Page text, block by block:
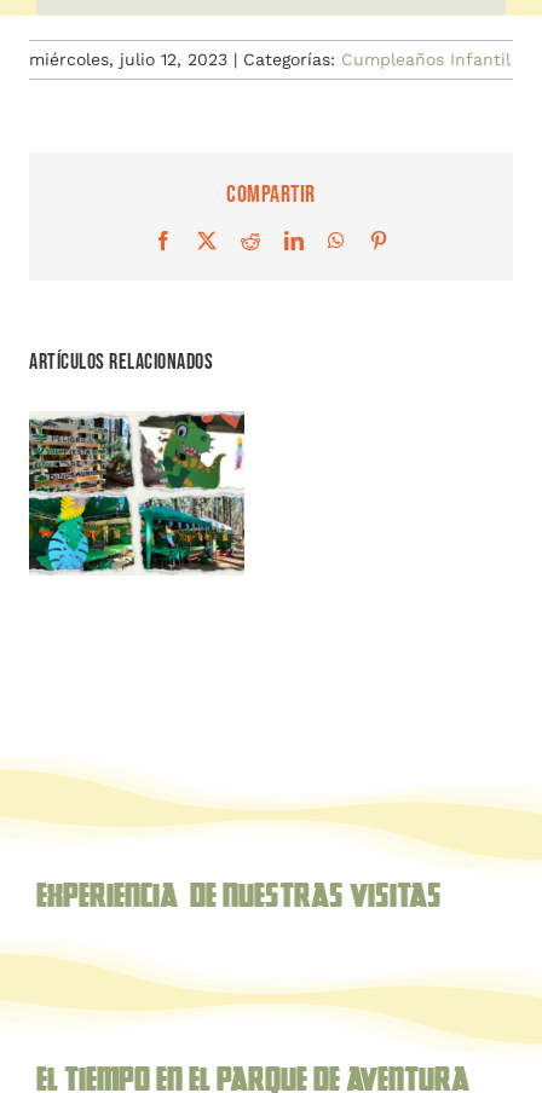
miércoles, julio 12, 2023 | Categorías: Cumpleaños Infantil
Compartir
Facebook RedditLinkedInWhatsApp
Artículos relacionados
Experiencia de nuestras Visitas
El Tiempo en el parque de aventura